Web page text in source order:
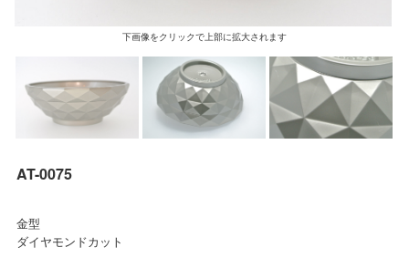
下画像をクリックで上部に拡大されます
AT-0075
金型
ダイヤモンドカット